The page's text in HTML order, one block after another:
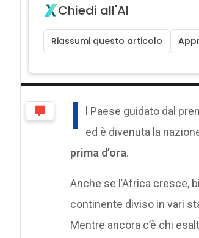
Chiedi all'AI
Riassumi questo articolo
I l Paese guidato dal
ed è divenuta la
prima d’ora.
Anche se l’Africa cresce,
continente diviso in vari
Mentre ancora c’è chi